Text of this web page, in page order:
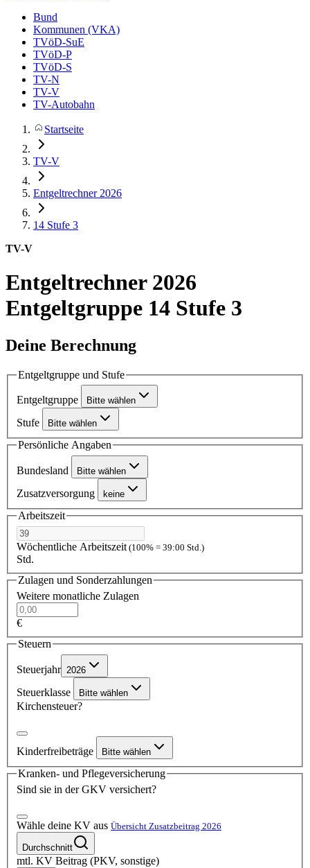
Bund
Kommunen (VKA)
TVöD-SuE
TVöD-P
TVöD-S
TV-N
TV-V
TV-Autobahn
Startseite
TV-V
Entgeltrechner 2026
14 Stufe 3
TV-V
Entgeltrechner 2026
Entgeltgruppe 14 Stufe 3
Deine Berechnung
Entgeltgruppe und Stufe
Entgeltgruppe Bitte wählen
Stufe Bitte wählen
Persönliche Angaben
Bundesland Bitte wählen
Zusatzversorgung keine
Arbeitszeit
Wöchentliche Arbeitszeit (100% = 39:00 Std.)
Std.
Zulagen und Sonderzahlungen
Weitere monatliche Zulagen
€
Steuern
Steuerjahr 2026
Steuerklasse Bitte wählen
Kirchensteuer?
Kinderfreibeträge Bitte wählen
Kranken- und Pflegeversicherung
Sind sie in der GKV versichert?
Wähle deine KV aus Übersicht Zusatzbeitrag 2026
Durchschnitt
mtl. KV Beitrag (PKV, sonstige)